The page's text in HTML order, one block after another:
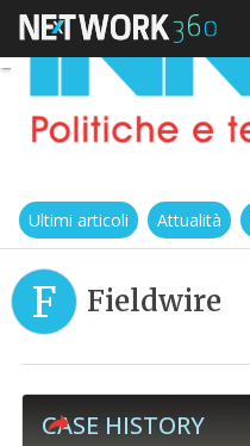
Ultimi articoli Attualità
F Fieldwire
CASE HISTORY